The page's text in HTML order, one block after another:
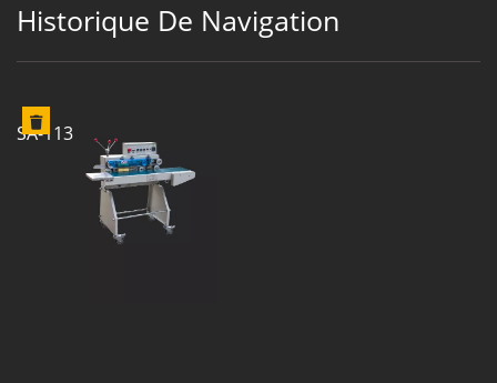
Historique De Navigation
SA-113